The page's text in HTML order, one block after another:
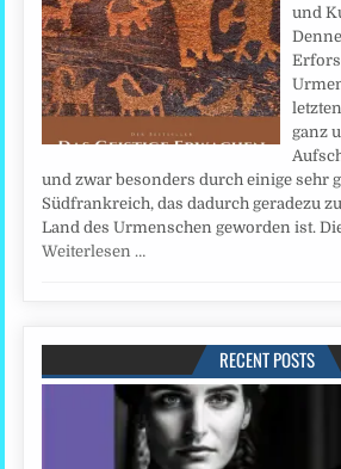
und
ganz
und zwar besonders durch einige sehr
Südfrankreich, das dadurch geradezu
Land des Urmenschen geworden ist.
Weiterlesen …
RECENT POSTS